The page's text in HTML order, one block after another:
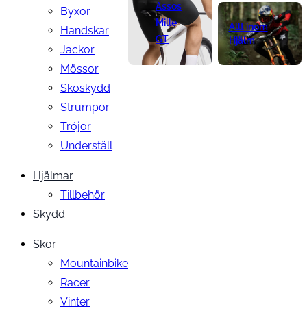
Byxor
Handskar
Jackor
Mössor
Skoskydd
Strumpor
Tröjor
Underställ
Hjälmar
Tillbehör
Skydd
Skor
Mountainbike
Racer
Vinter
Assos
Mille
GT
Allt inom
Hjälm